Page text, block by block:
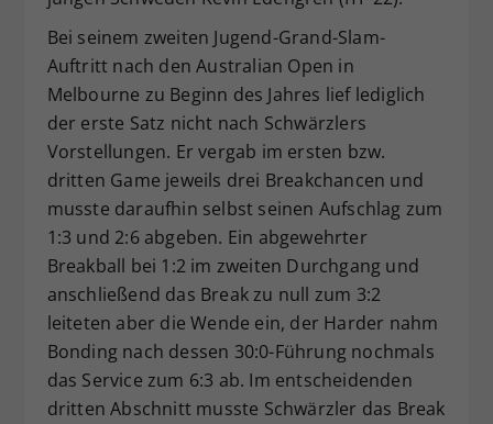
Bei seinem zweiten Jugend-Grand-Slam-
Auftritt nach den Australian Open in
Melbourne zu Beginn des Jahres lief lediglich
der erste Satz nicht nach Schwärzlers
Vorstellungen. Er vergab im ersten bzw.
dritten Game jeweils drei Breakchancen und
musste daraufhin selbst seinen Aufschlag zum
1:3 und 2:6 abgeben. Ein abgewehrter
Breakball bei 1:2 im zweiten Durchgang und
anschließend das Break zu null zum 3:2
leiteten aber die Wende ein, der Harder nahm
Bonding nach dessen 30:0-Führung nochmals
das Service zum 6:3 ab. Im entscheidenden
dritten Abschnitt musste Schwärzler das Break